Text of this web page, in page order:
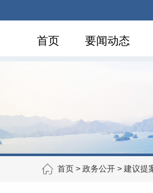
首页 要闻动态
首页 > 政务公开 > 建议提